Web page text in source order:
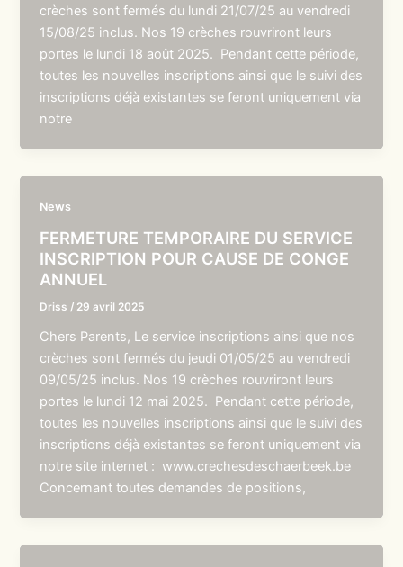
crèches sont fermés du lundi 21/07/25 au vendredi
15/08/25 inclus. Nos 19 crèches rouvriront leurs
portes le lundi 18 août 2025. Pendant cette période,
toutes les nouvelles inscriptions ainsi que le suivi des
inscriptions déjà existantes se feront uniquement via
notre
News
FERMETURE TEMPORAIRE DU SERVICE
INSCRIPTION POUR CAUSE DE CONGE
ANNUEL
Driss / 29 avril 2025
Chers Parents, Le service inscriptions ainsi que nos
crèches sont fermés du jeudi 01/05/25 au vendredi
09/05/25 inclus. Nos 19 crèches rouvriront leurs
portes le lundi 12 mai 2025. Pendant cette période,
toutes les nouvelles inscriptions ainsi que le suivi des
inscriptions déjà existantes se feront uniquement via
notre site internet : www.crechesdeschaerbeek.be
Concernant toutes demandes de positions,